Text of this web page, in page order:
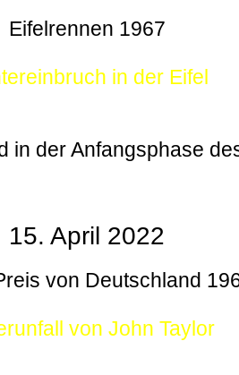
Eifelrennen 1967
in der Eifel
in der Anfangsphase
15. April 2022
von Deutschland
von John Taylor